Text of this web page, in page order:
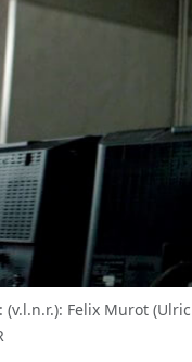
(v.l.n.r.): Felix Murot